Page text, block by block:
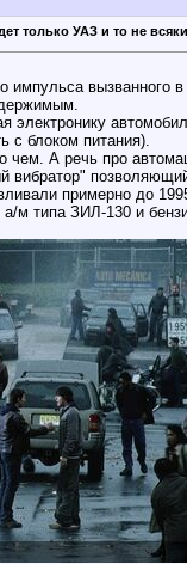
только УАЗ и то не
импульса
электронику
с блоком питания).
А речь про
вибратор"
примерно до
м типа ЗИЛ-130 и